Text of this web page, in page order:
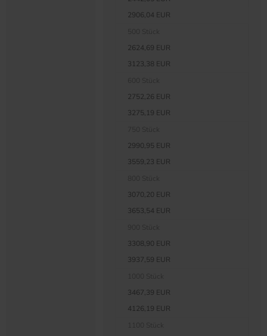
2906,04 EUR
2624,69 EUR
3123,38 EUR
2752,26 EUR
3275,19 EUR
2990,95 EUR
3559,23 EUR
3070,20 EUR
3653,54 EUR
3308,90 EUR
3937,59 EUR
3467,39 EUR
4126,19 EUR